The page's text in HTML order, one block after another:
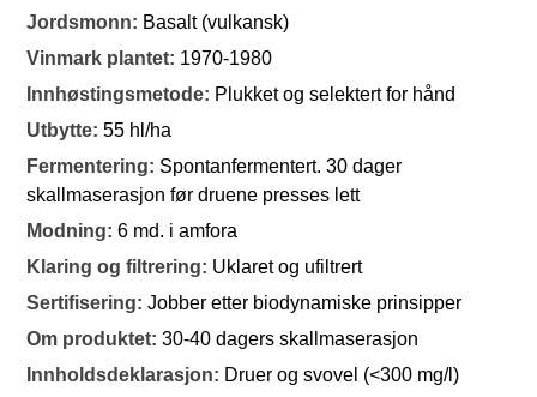
Jordsmonn: Basalt (vulkansk)
Vinmark plantet: 1970-1980
Innhøstingsmetode: Plukket og selektert for hånd
Utbytte:55 hl/ha
Fermentering: Spontanfermentert. 30 dager
skallmaserasjon før druene presses lett
Modning:6 md. i amfora
Klaring og filtrering: Uklaret og ufiltrert
Sertifisering:Jobber etter biodynamiske prinsipper
Om produktet:30-40 dagers skallmaserasjon
Innholdsdeklarasjon: Druer og svovel (<300 mg/l)